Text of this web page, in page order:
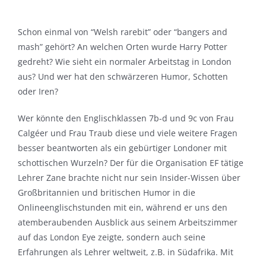
Schon einmal von “Welsh rarebit” oder “bangers and
mash” gehört? An welchen Orten wurde Harry Potter
gedreht? Wie sieht ein normaler Arbeitstag in London
aus? Und wer hat den schwärzeren Humor, Schotten
oder Iren?
Wer könnte den Englischklassen 7b-d und 9c von Frau
Calgéer und Frau Traub diese und viele weitere Fragen
besser beantworten als ein gebürtiger Londoner mit
schottischen Wurzeln? Der für die Organisation EF tätige
Lehrer Zane brachte nicht nur sein Insider-Wissen über
Großbritannien und britischen Humor in die
Onlineenglischstunden mit ein, während er uns den
atemberaubenden Ausblick aus seinem Arbeitszimmer
auf das London Eye zeigte, sondern auch seine
Erfahrungen als Lehrer weltweit, z.B. in Südafrika. Mit